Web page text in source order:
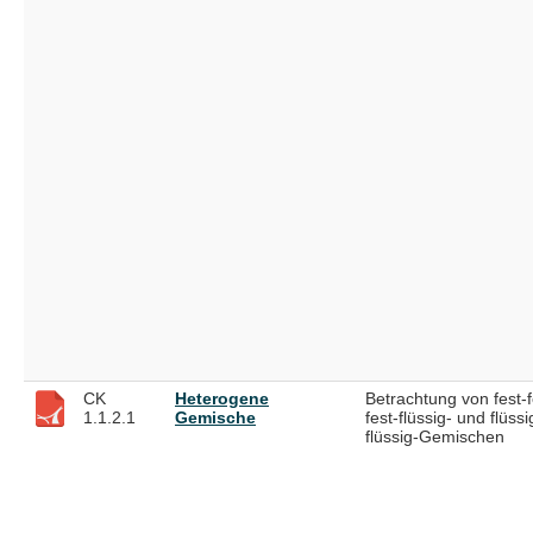
CK
1.1.2.1
Heterogene
Gemische
Betrachtung von fest-
fest-flüssig- und
flüssig-Gemischen